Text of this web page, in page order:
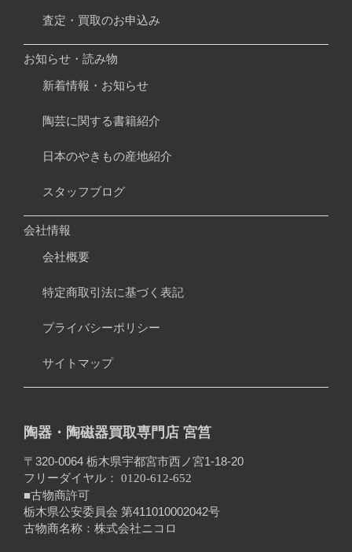
査定・買取のお申込み
お知らせ・読み物
新着情報・お知らせ
陶芸に関する書籍紹介
日本のやきもの産地紹介
スタッフブログ
会社情報
会社概要
特定商取引法に基づく表記
プライバシーポリシー
サイトマップ
陶器・陶磁器買取専門店 宮筥
〒320-0064 栃木県宇都宮市西ノ宮1-18-20
フリーダイヤル： 0120-612-652
■古物商許可
栃木県公安委員会 第411010002042号
古物商名称：株式会社ニコロ